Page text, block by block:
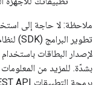
بشدّة. للمزيد من